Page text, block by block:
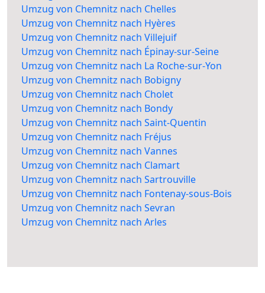
Umzug von Chemnitz nach Chelles
Umzug von Chemnitz nach Hyères
Umzug von Chemnitz nach Villejuif
Umzug von Chemnitz nach Épinay-sur-Seine
Umzug von Chemnitz nach La Roche-sur-Yon
Umzug von Chemnitz nach Bobigny
Umzug von Chemnitz nach Cholet
Umzug von Chemnitz nach Bondy
Umzug von Chemnitz nach Saint-Quentin
Umzug von Chemnitz nach Fréjus
Umzug von Chemnitz nach Vannes
Umzug von Chemnitz nach Clamart
Umzug von Chemnitz nach Sartrouville
Umzug von Chemnitz nach Fontenay-sous-Bois
Umzug von Chemnitz nach Sevran
Umzug von Chemnitz nach Arles